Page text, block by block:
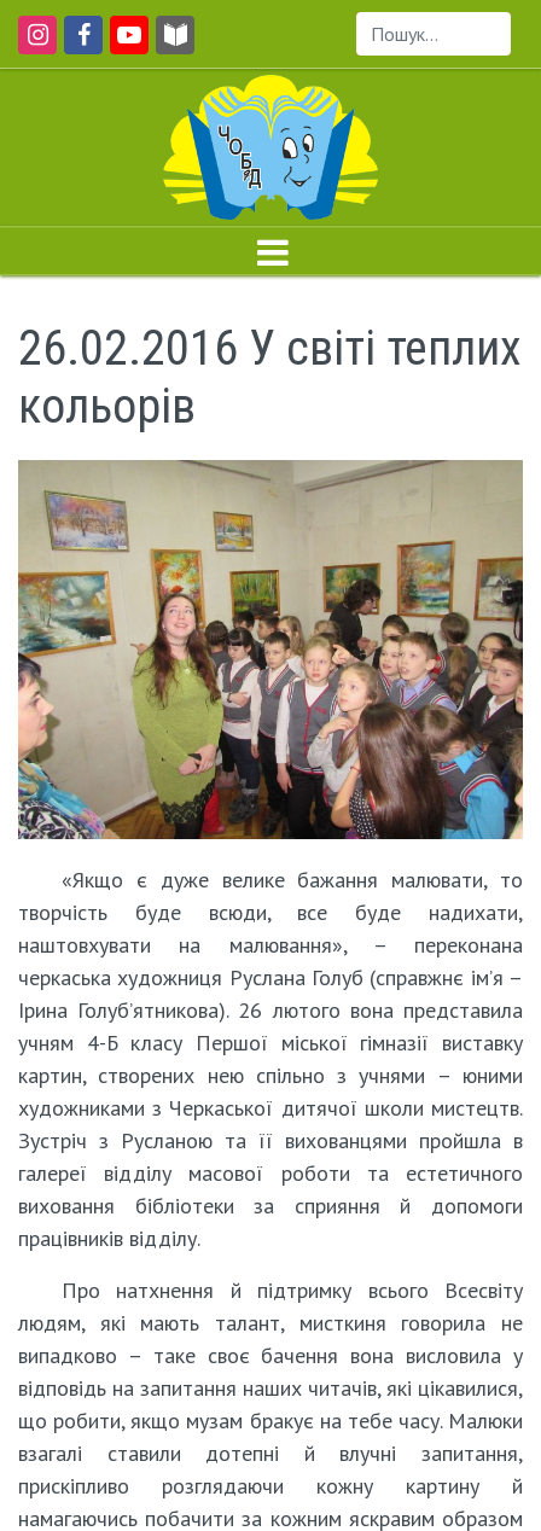
Пошук...
26.02.2016 У світі теплих
кольорів
«Якщо є дуже велике бажання малювати, то
творчість буде всюди, все буде надихати,
наштовхувати на малювання», – переконана
черкаська художниця Руслана Голуб (справжнє ім’я –
Ірина Голуб’ятникова). 26 лютого вона представила
учням 4-Б класу Першої міської гімназії виставку
картин, створених нею спільно з учнями – юними
художниками з Черкаської дитячої школи мистецтв.
Зустріч з Русланою та її вихованцями пройшла в
галереї відділу масової роботи та естетичного
виховання бібліотеки за сприяння й допомоги
працівників відділу.
Про натхнення й підтримку всього Всесвіту
людям, які мають талант, мисткиня говорила не
випадково – таке своє бачення вона висловила у
відповідь на запитання наших читачів, які цікавилися,
що робити, якщо музам бракує на тебе часу. Малюки
взагалі ставили дотепні й влучні запитання,
прискіпливо розглядаючи кожну картину й
намагаючись побачити за кожним яскравим образом